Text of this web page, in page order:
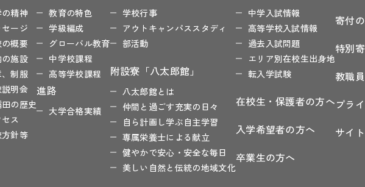
精神
セージ
概要
の施設
、制服
説明会
の歴史
ス
方針等
教育の特色
学級編成
グローバル教育
中学校課程
高等学校課程
進路
大学合格実績
学校行事
アウトキャンパススタディ
部活動
附設寮「八太郎館」
八太郎館とは
仲間と過ごす充実の日々
自ら計画し学ぶ自主学習
専属栄養士による献立
健やかで安心・安全な毎日
美しい自然と伝統の地域文化
中学入試情報
高等学校入試情報
過去入試問題
エリア別在校生出身地
転入学試験
在校生・保護者の方へ
入学希望者の方へ
卒業生の方へ
寄付
特別
教職
プラ
サイ